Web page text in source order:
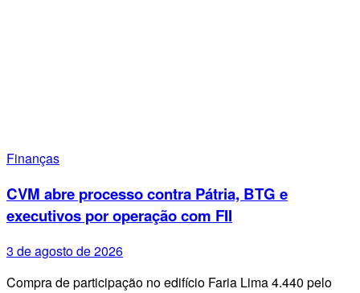
Finanças
CVM abre processo contra Pátria, BTG e
executivos por operação com FII
3 de agosto de 2026
Compra de participação no edifício Faria Lima 4.440 pelo